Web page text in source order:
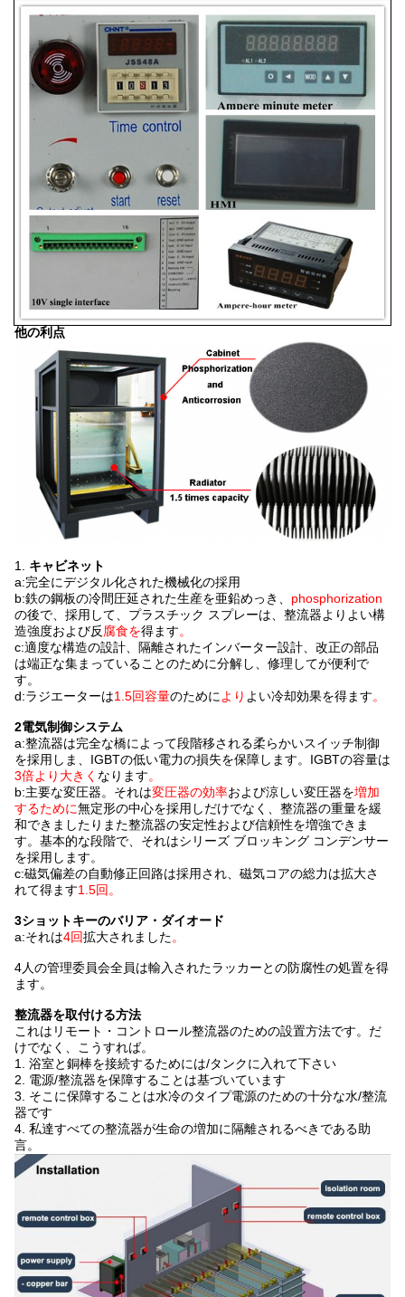
他の利点
1. キャビネット
a:完全にデジタル化された機械化の採用
b:鉄の鋼板の冷間圧延された生産を亜鉛めっき、 phosphorization
の後で、採用して、プラスチック スプレーは、整流器よりよい構
造強度および反腐食を得ます。
c:適度な構造の設計、隔離されたインバーター設計、改正の部品
は端正な集まっていることのために分解し、修理してが便利で
す。
d:ラジエーターは1.5回容量のために より よい冷却効果を得ます。
2電気制御システム
a:整流器は完全な橋によって段階移される柔らかいスイッチ制御
を採用しま、IGBTの低い電力の損失を保障します。IGBTの容量は
3倍より大きく なります。
b:主要な変圧器。それは変圧器の効率および涼しい変圧器を増加
するために無定形の中心を採用しだけでなく、整流器の重量を緩
和できましたりまた整流器の安定性および信頼性を増強できま
す。基本的な段階で、それはシリーズ ブロッキング コンデンサー
を採用します。
c:磁気偏差の自動修正回路は採用され、磁気コアの総力は拡大さ
れて得ます1.5回。
3ショットキーのバリア・ダイオード
a:それは4回拡大されました。
4人の管理委員会全員は輸入されたラッカーとの防腐性の処置を得
ます。
整流器を取付ける方法
これはリモート・コントロール整流器のための設置方法です。だ
けでなく、こうすれば。
1. 浴室と銅棒を接続するためには/タンクに入れて下さい
2. 電源/整流器を保障することは基づいています
3. そこに保障することは水冷のタイプ電源のための十分な水/整流
器です
4. 私達すべての整流器が生命の増加に隔離されるべきである助
言。